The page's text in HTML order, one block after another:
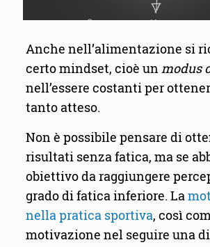
Anche nell’alimentazione si
certo mindset, cioè unmodus
nell’essere costanti per
tanto atteso.
Non è possibile pensare di
risultati senza fatica, ma se
obiettivo da raggiungere
grado di fatica inferiore. La
nella pratica sportiva, così
motivazione nel seguire una